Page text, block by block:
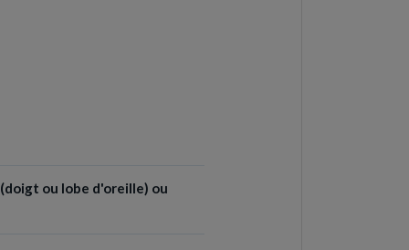
ou lobe d'oreille) ou